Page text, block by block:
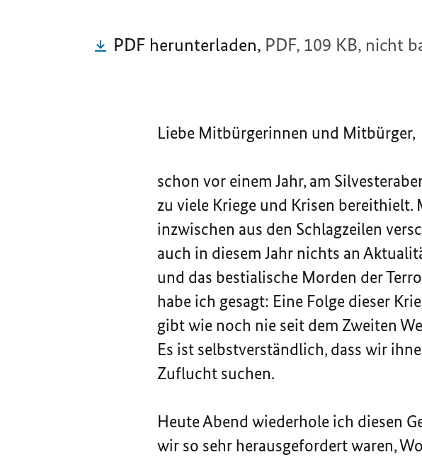
PDF herunterladen, PDF, 109 KB, nicht
Liebe Mitbürgerinnen und Mitbürger,
schon vor einem Jahr, am
zu viele Kriege und Krisen
inzwischen aus den Schlagzeilen
auch in diesem Jahr nichts an
und das bestialische Morden der
habe ich gesagt: Eine Folge dieser
gibt wie noch nie seit dem Zweiten
Es ist selbstverständlich, dass wir
Zuflucht suchen.
Heute Abend wiederhole ich diesen
wir so sehr herausgefordert waren,